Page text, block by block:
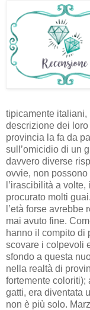
tipicamente
descrizione dei
provincia la fa da
sull’omicidio di un
davvero diverse
ovvie, non
l’irascibilità a
procurato molti
l’età forse
mai avuto fine.
hanno il compito di
scovare i colpevoli
sfondo a questa
nella realtà di
fortemente coloriti);
gatti, era diventata
non è più solo.